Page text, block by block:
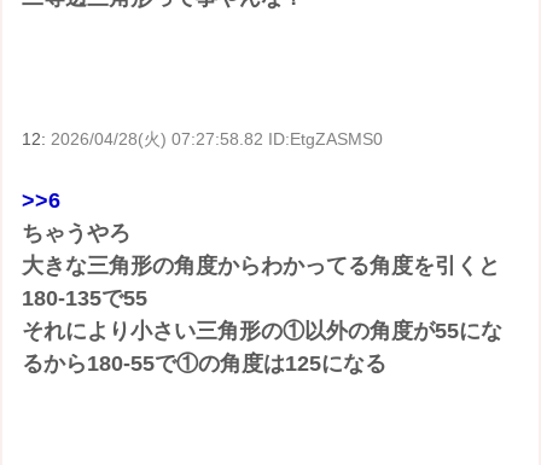
12: 2026/04/28(火) 07:27:58.82 ID:EtgZASMS0
>>6
ちゃうやろ
大きな三角形の角度からわかってる角度を引くと
180-135で55
それにより小さい三角形の①以外の角度が55にな
るから180-55で①の角度は125になる